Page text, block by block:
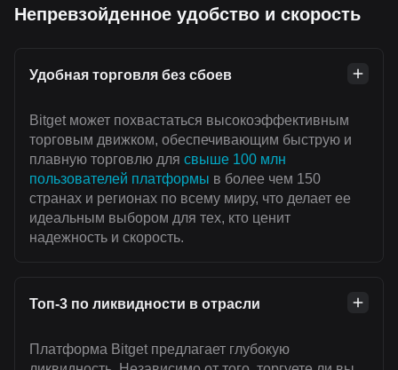
Непревзойденное удобство и скорость
Удобная торговля без сбоев
Bitget может похвастаться высокоэффективным
торговым движком, обеспечивающим быструю и
плавную торговлю для свыше 100 млн
пользователей платформы в более чем 150
странах и регионах по всему миру, что делает ее
идеальным выбором для тех, кто ценит
надежность и скорость.
Топ-3 по ликвидности в отрасли
Платформа Bitget предлагает глубокую